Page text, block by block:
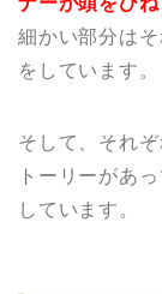
細かい部分は
をしています。
そして、それ
トーリーがあ
しています。